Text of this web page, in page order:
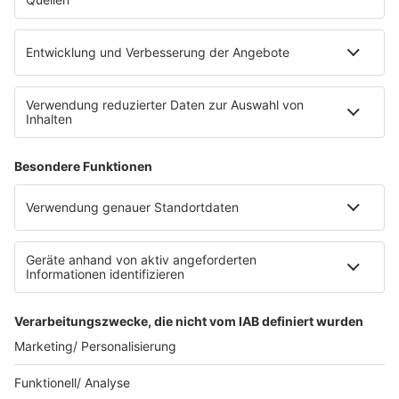
eröffnet. Direkt an der Medizinischen Klinik bietet es
E-Bikes über eine Photovoltaikanlage auf dem …
Impressum
Datenschutzerklärung
Datenschutzeinstellungen